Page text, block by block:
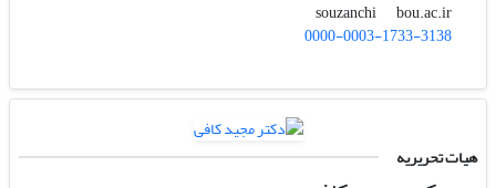
souzanchi
bou.ac.ir
0000-0003-1733-3138
هیات تحریریه